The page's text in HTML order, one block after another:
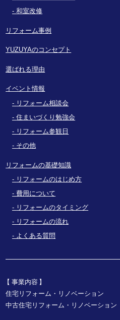
和室改修
リフォーム事例
YUZUYAのコンセプト
選ばれる理由
イベント情報
リフォーム相談会
住まいづくり勉強会
リフォーム参観日
その他
リフォームの基礎知識
リフォームのはじめ方
費用について
リフォームのタイミング
リフォームの流れ
よくある質問
事業内容
住宅リフォーム・リノベーション
中古住宅リフォーム・リノベーション